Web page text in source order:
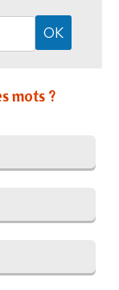
mots ?